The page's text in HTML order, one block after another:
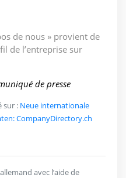
de nous » provient de
de l’entreprise sur
de presse
sur : Neue internationale
CompanyDirectory.ch
avec l’aide de